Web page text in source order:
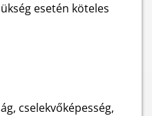
esetén köteles
cselekvőképesség,